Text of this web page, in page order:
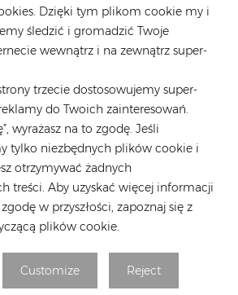
Dzięki tym plikom cookie my i
śledzić i gromadzić Twoje
wewnątrz i na zewnątrz super-
trzecie dostosowujemy super-
do Twoich zainteresowań.
wyrażasz na to zgodę. Jeśli
tylko niezbędnych plików cookie i
otrzymywać żadnych
treści. Aby uzyskać więcej informacji
w przyszłości, zapoznaj się z
plików cookie.
Customize Reject
67-71, 52146 Würselen, Niemcy
69, 02-862 Warszawa, Polska
SIĘ Z NAMI
modułu, ale z rewolucyjnymi
LONGi 400W i Suntech 425W są
Hiszpanii!